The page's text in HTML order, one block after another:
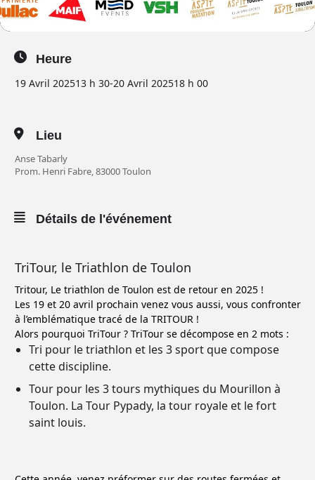
Heure
19 Avril 202513 h 30-20 Avril 202518 h 00
Lieu
Anse Tabarly
Prom. Henri Fabre, 83000 Toulon
Détails de l'événement
TriTour, le Triathlon de Toulon
Tritour, Le triathlon de Toulon est de retour en 2025 !
Les 19 et 20 avril prochain venez vous aussi, vous confronter
à l’emblématique tracé de la TRITOUR !
Alors pourquoi TriTour ? TriTour se décompose en 2 mots :
Tri pour le triathlon et les 3 sport que compose
cette discipline.
Tour pour les 3 tours mythiques du Mourillon à
Toulon. La Tour Pypady, la tour royale et le fort
saint louis.